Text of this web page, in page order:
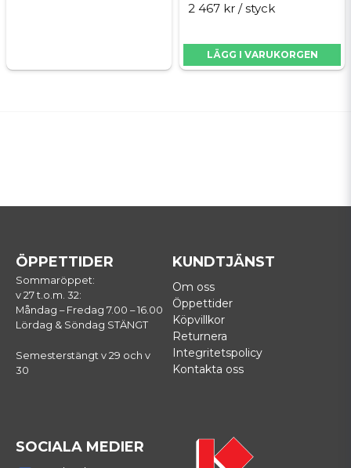
2 467 kr / styck
LÄGG I VARUKORGEN
ÖPPETTIDER
Sommaröppet:
v 27 t.o.m. 32:
Måndag – Fredag 7.00 – 16.00
Lördag & Söndag STÄNGT
Semesterstängt v 29 och v
30
KUNDTJÄNST
Om oss
Öppettider
Köpvillkor
Returnera
Integritetspolicy
Kontakta oss
SOCIALA MEDIER